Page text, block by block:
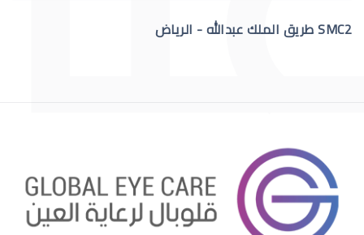
احمرار عيون الاطفال الرضع
SMC2 طريق الملك عبدالله - الرياض